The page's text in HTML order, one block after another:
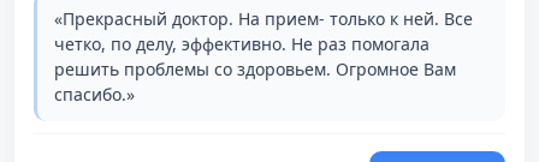
«Прекрасный доктор. На прием- только к ней. Все
четко, по делу, эффективно. Не раз помогала
решить проблемы со здоровьем. Огромное Вам
спасибо.»